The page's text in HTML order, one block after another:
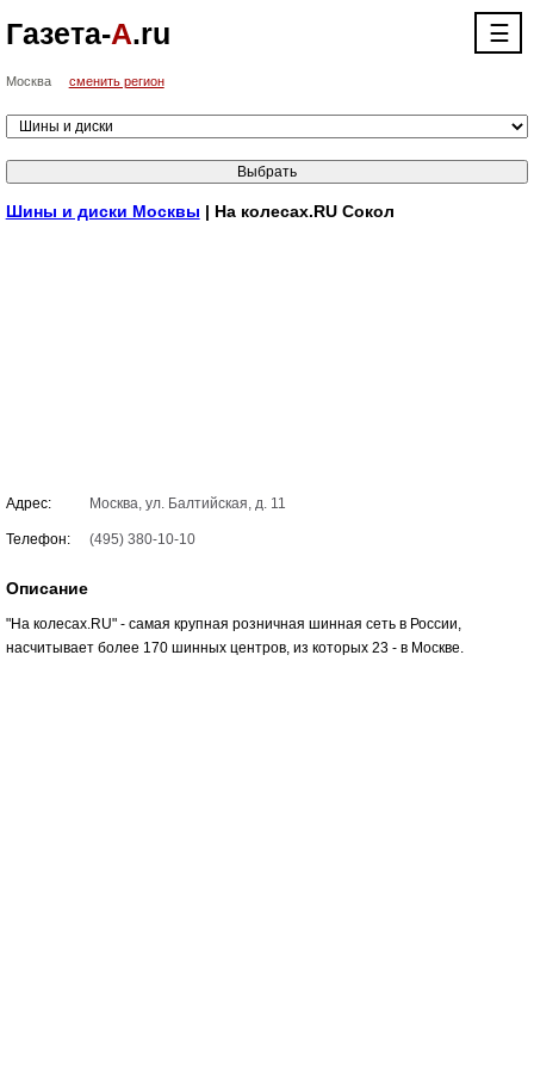
Газета-А.ru ☰
Москва сменить регион
Шины и диски Москвы | На колесах.RU Сокол
Адрес: Москва, ул. Балтийская, д. 11
Телефон: (495) 380-10-10
Описание
"На колесах.RU" - самая крупная розничная шинная сеть в России,
насчитывает более 170 шинных центров, из которых 23 - в Москве.